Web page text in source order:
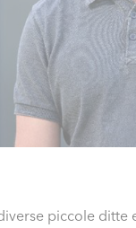
piccole ditte